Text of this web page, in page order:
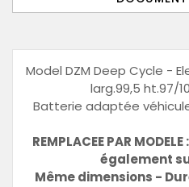
Model DZM Deep Cycle -
larg.99,5 ht.97/
Batterie adaptée
REMPLACEE PAR
également
Même dimensions -